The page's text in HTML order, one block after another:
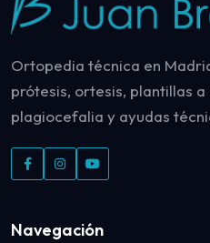
Ortopedia técnica en
prótesis, ortesis, plantillas
plagiocefalia y ayudas
Navegación